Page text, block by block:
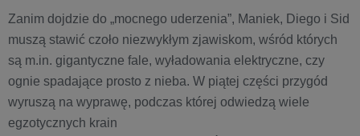
Zanim dojdzie do „mocnego uderzenia”, Maniek, Diego i Sid
muszą stawić czoło niezwykłym zjawiskom, wśród których
są m.in. gigantyczne fale, wyładowania elektryczne, czy
ognie spadające prosto z nieba. W piątej części przygód
wyruszą na wyprawę, podczas której odwiedzą wiele
egzotycznych krain